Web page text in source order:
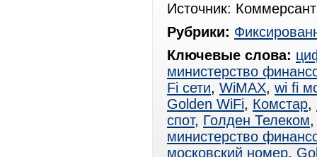
Источник:
Рубрики:
Ключевые слова:
министерство
Fi сети, WiMAX, wi fi
Golden WiFi, Комстар,
спот, Голден Телеком
министерство
московский номер,